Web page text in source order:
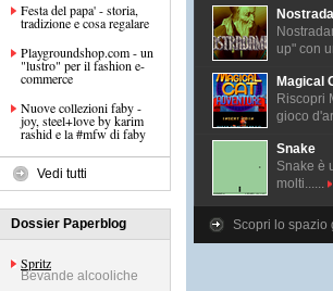
Festa del papa' - storia,
tradizione e cosa regalare
Playgroundshop.com - un
"lustro" per il fashion e-
commerce
Nuove collezioni faby -
joy, steel+love by karim
rashid e la #mfw di faby
Vedi tutti
Dossier Paperblog
Spritz
Bevande alcooliche
up" con
Magical
Riscopri
gioco
Snake
Snake è
molti......
Scopri lo spazio